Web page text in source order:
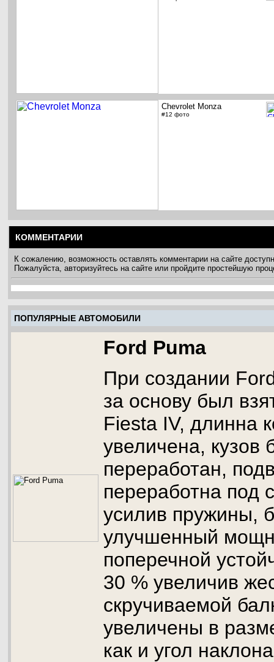
Chevrolet Monza
#12 фото
КОММЕНТАРИИ
К сожалению, возможность оставлять комментарии на сайте
Пожалуйста, авторизуйтесь на сайте или пройдите простейшую
ПОПУЛЯРНЫЕ АВТОМОБИЛИ
Ford Puma
При создании
за основу был
Fiesta IV, длинна
увеличена, кузов
переработан,
переработна под
усилив пружины,
улучшенный
поперечной
30 % увеличив
скручиваемой
увеличены в
как и угол